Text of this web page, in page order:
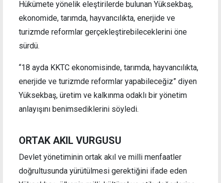
Hükümete yönelik eleştirilerde bulunan Yüksekbaş,
ekonomide, tarımda, hayvancılıkta, enerjide ve
turizmde reformlar gerçekleştirebileceklerini öne
sürdü.
“18 ayda KKTC ekonomisinde, tarımda, hayvancılıkta,
enerjide ve turizmde reformlar yapabileceğiz” diyen
Yüksekbaş, üretim ve kalkınma odaklı bir yönetim
anlayışını benimsediklerini söyledi.
ORTAK AKIL VURGUSU
Devlet yönetiminin ortak akıl ve milli menfaatler
doğrultusunda yürütülmesi gerektiğini ifade eden